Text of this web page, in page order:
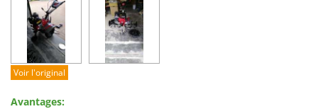
Prestations
Facilité d'utilisation
Qualité / Prix
Facilité de montage
Voir l'original
Avantages: